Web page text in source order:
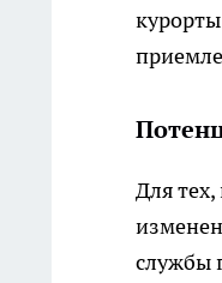
Для
службы